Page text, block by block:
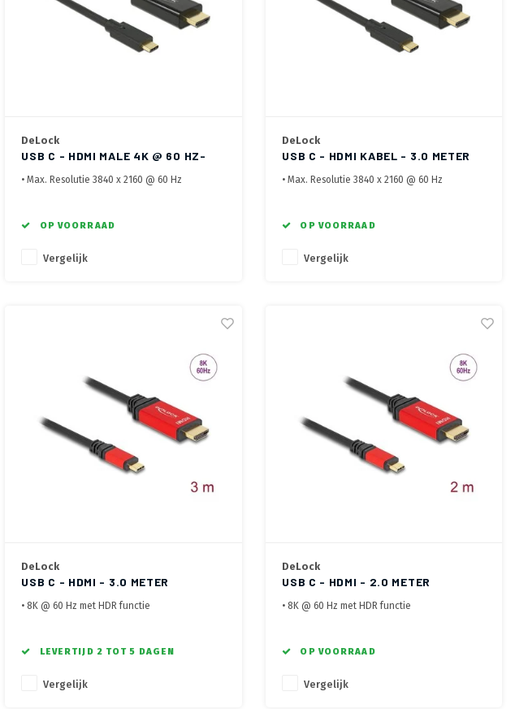
DeLock
USB C - HDMI MALE 4K @ 60 HZ-
2.0 METER
• Max. Resolutie 3840 x 2160 @ 60 Hz
OP VOORRAAD
Vergelijk
DeLock
USB C - HDMI KABEL - 3.0 METER
• Max. Resolutie 3840 x 2160 @ 60 Hz
OP VOORRAAD
Vergelijk
DeLock
USB C - HDMI - 3.0 METER
• 8K @ 60 Hz met HDR functie
• USB-C™ or Thunderbolt™ 3
LEVERTIJD 2 TOT 5 DAGEN
Vergelijk
DeLock
USB C - HDMI - 2.0 METER
• 8K @ 60 Hz met HDR functie
• USB-C™ or Thunderbolt™ 3
OP VOORRAAD
Vergelijk